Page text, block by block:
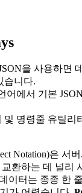
을 사용하면
습니다.
어에서 기본
및 명령줄 유틸리
Notation)은 서
환하는 데 널리
이터는 종종 한